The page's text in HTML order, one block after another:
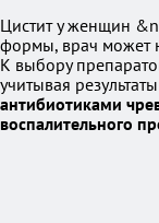
Цистит у женщин
формы, врач может
К выбору
учитывая
антибиотиками
воспалительного